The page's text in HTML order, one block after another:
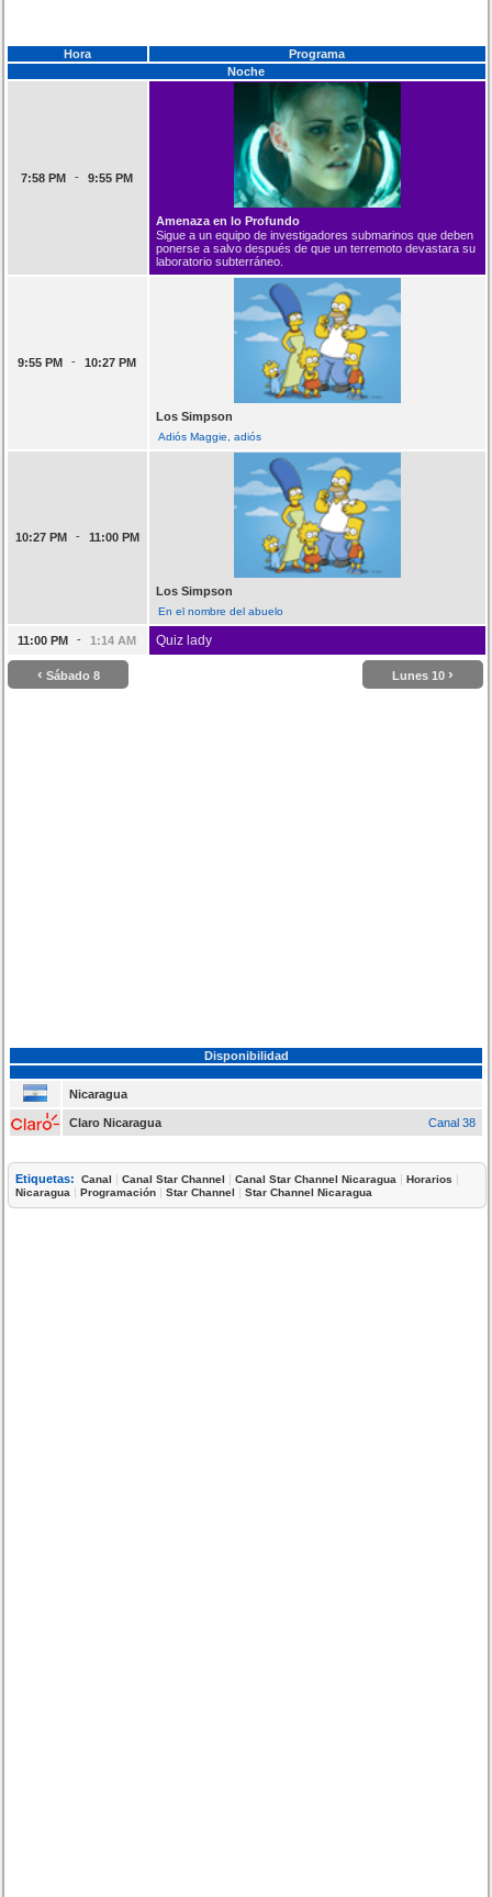
Hora
Programa
Noche
7:58 PM - 9:55 PM
Amenaza en lo Profundo
Sigue a un equipo de investigadores submarinos que deben
ponerse a salvo después de que un terremoto devastara su
laboratorio subterráneo.
9:55 PM - 10:27 PM
Los Simpson
Adiós Maggie, adiós
10:27 PM - 11:00 PM
Los Simpson
En el nombre del abuelo
11:00 PM - 1:14 AM Quiz lady
‹ Sábado 8 Lunes 10 ›
Disponibilidad
Nicaragua
Claro Nicaragua Canal 38
Etiquetas: Canal |Canal Star Channel |Canal Star Channel Nicaragua |Horarios |
Nicaragua |Programación |Star Channel |Star Channel Nicaragua